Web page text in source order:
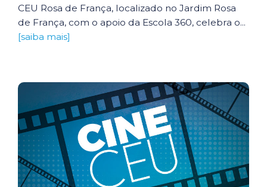
CEU Rosa de França, localizado no Jardim Rosa
de França, com o apoio da Escola 360, celebra o...
[saiba mais]